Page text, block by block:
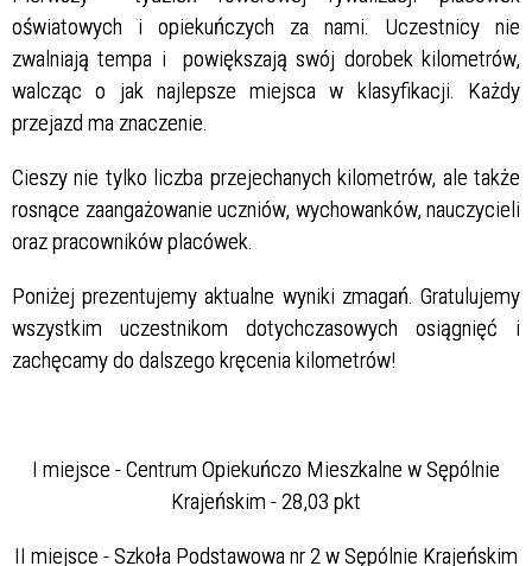
oświatowych i opiekuńczych za nami. Uczestnicy nie
zwalniają tempa i powiększają swój dorobek kilometrów,
walcząc o jak najlepsze miejsca w klasyfikacji. Każdy
przejazd ma znaczenie.
Cieszy nie tylko liczba przejechanych kilometrów, ale także
rosnące zaangażowanie uczniów, wychowanków, nauczycieli
oraz pracowników placówek.
Poniżej prezentujemy aktualne wyniki zmagań. Gratulujemy
wszystkim uczestnikom dotychczasowych osiągnięć i
zachęcamy do dalszego kręcenia kilometrów!
I miejsce - Centrum Opiekuńczo Mieszkalne w Sępólnie
Krajeńskim - 28,03 pkt
II miejsce - Szkoła Podstawowa nr 2 w Sępólnie Krajeńskim